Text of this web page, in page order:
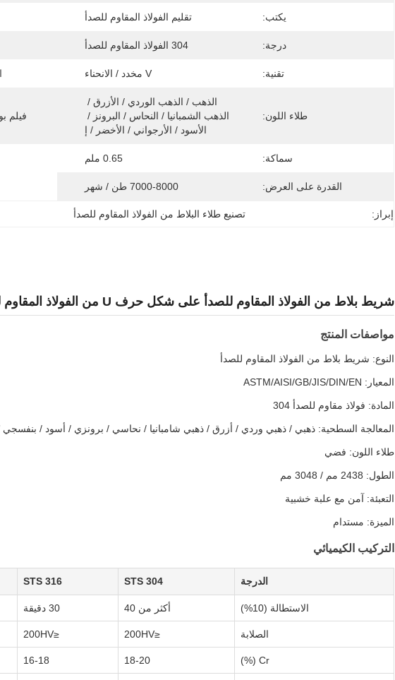
يكتب: تقليم الفولاذ المقاوم للصدأ
درجة: 304 الفولاذ المقاوم للصدأ
تقنية: V مخدد / الانحناء
طلاء اللون:
الأسود / الأرجواني / الأخضر / إ
فيلم
سماكة: 0.65 ملم
القدرة على العرض: 7000-8000 طن / شهر
إبراز: تصنيع طلاء البلاط من الفولاذ المقاوم للصدأ
شريط بلاط من الفولاذ المقاوم للصدأ على شكل حرف U من الفولاذ المقاوم للصدأ 304
مواصفات المنتج
النوع: شريط بلاط من الفولاذ المقاوم للصدأ
المعيار: ASTM/AISI/GB/JIS/DIN/EN
المادة: فولاذ مقاوم للصدأ 304
المعالجة السطحية: ذهبي / ذهبي وردي / أزرق / ذهبي شامبانيا / نحاسي / برونزي / أسود /
طلاء اللون: فضي
الطول: 2438 مم / 3048 مم
التعبئة: آمن مع علبة خشبية
الميزة: مستدام
التركيب الكيميائي
الدرجة STS 304
STS 316
الاستطالة (10%) أكثر من 40 30 دقيقة
الصلابة ≤200HV
≤200HV
Cr (%)
18-20
16-18